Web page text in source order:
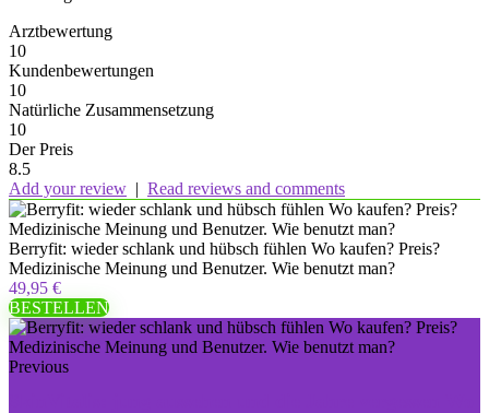
Arztbewertung
10
Kundenbewertungen
10
Natürliche Zusammensetzung
10
Der Preis
8.5
Add your review | Read reviews and comments
Berryfit: wieder schlank und hübsch fühlen Wo kaufen? Preis?
Medizinische Meinung und Benutzer. Wie benutzt man?
49,95 €
BESTELLEN
Previous